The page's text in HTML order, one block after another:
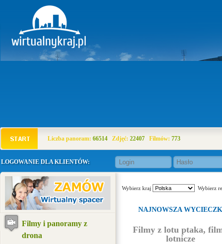
Liczba panoram: 66514 Zdjęć: 22407 Filmów: 773
LOGOWANIE DLA KLIENTÓW:
Filmy i panoramy z
drona
Wybierz kraj Wybierz
NAJNOWSZA
Filmy z lotu ptaka,
lotnicze